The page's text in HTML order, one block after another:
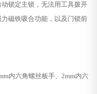
锁定主锁，无法用工具拨开
磁铁吸合功能，以及门锁前
内六角螺丝板手、2mm内六